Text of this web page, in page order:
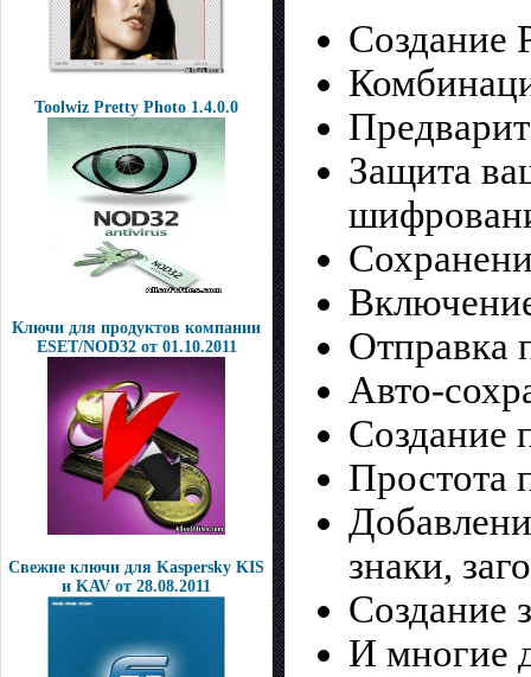
Toolwiz Pretty Photo 1.4.0.0
Ключи для продуктов компании
ESET/NOD32 от 01.10.2011
Свежие ключи для Kaspersky KIS
и KAV от 28.08.2011
Создание
Защита
Отправка
Авто-
Создание
Простота
знаки,
Создание
И многие